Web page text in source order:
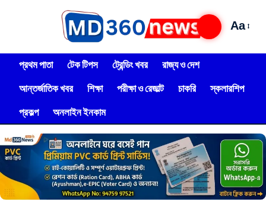
Aa
প্রথম পাতা টেক টিপস ট্রেন্ডিং খবর
রাজ্য ও দেশ
আন্তর্জাতিক খবর
শিক্ষা পরীক্ষা ও রেজাল্ট চাকরি
স্কলারশিপ
প্রকল্প
অনলাইন ইনকাম